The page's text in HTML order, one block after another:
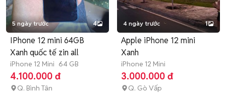
5 ngày trước 4
IPhone 12 mini 64GB
Xanh quốc tế zin all
iPhone 12 Mini 64 GB
4.100.000 đ
Q. Bình Tân
4 ngày trước 1
Apple iPhone 12 mini
Xanh
iPhone 12 Mini
3.000.000 đ
Q. Gò Vấp